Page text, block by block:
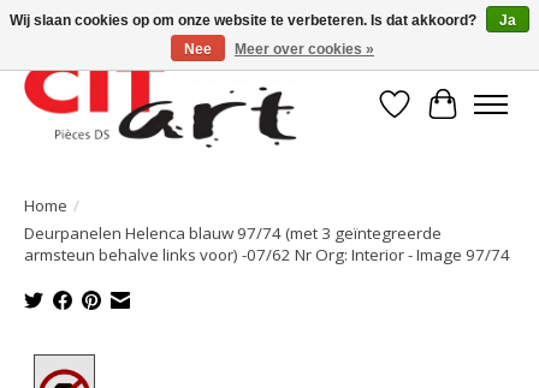
Verlanglijst
Home /
Deurpanelen Helenca blauw 97/74 (met 3 geïntegreerde
armsteun behalve links voor) -07/62 Nr Org: Interior - Image 97/74
Wij slaan cookies op om onze website te verbeteren. Is dat akkoord?
Ja
Nee
Meer over cookies »